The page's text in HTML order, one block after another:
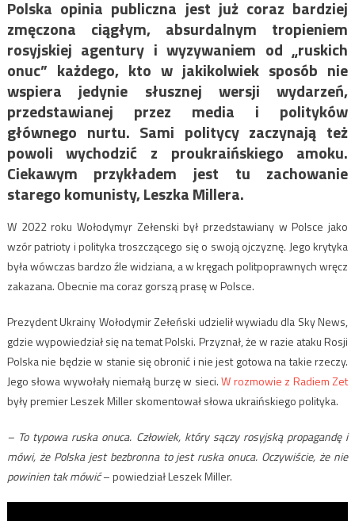
Polska opinia publiczna jest już coraz bardziej
zmęczona ciągłym, absurdalnym tropieniem
rosyjskiej agentury i wyzywaniem od „ruskich
onuc” każdego, kto w jakikolwiek sposób nie
wspiera jedynie słusznej wersji wydarzeń,
przedstawianej przez media i polityków
głównego nurtu. Sami politycy zaczynają też
powoli wychodzić z proukraińskiego amoku.
Ciekawym przykładem jest tu zachowanie
starego komunisty, Leszka Millera.
W 2022 roku Wołodymyr Zełenski był przedstawiany w Polsce jako
wzór patrioty i polityka troszczącego się o swoją ojczyznę. Jego krytyka
była wówczas bardzo źle widziana, a w kręgach politpoprawnych wręcz
zakazana. Obecnie ma coraz gorszą prasę w Polsce.
Prezydent Ukrainy Wołodymir Zełeński udzielił wywiadu dla Sky News,
gdzie wypowiedział się na temat Polski. Przyznał, że w razie ataku Rosji
Polska nie będzie w stanie się obronić i nie jest gotowa na takie rzeczy.
Jego słowa wywołały niemałą burzę w sieci.W rozmowie z Radiem Zet
były premier Leszek Miller skomentował słowa ukraińskiego polityka.
– To typowa ruska onuca. Człowiek, który sączy rosyjską propagandę i
mówi, że Polska jest bezbronna to jest ruska onuca. Oczywiście, że nie
powinien tak mówić– powiedział Leszek Miller.